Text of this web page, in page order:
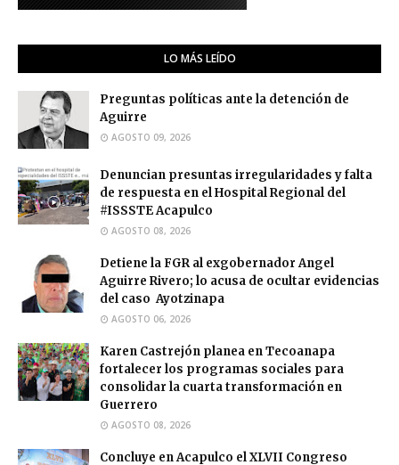
LO MÁS LEÍDO
Preguntas políticas ante la detención de
Aguirre
AGOSTO 09, 2026
Denuncian presuntas irregularidades y falta
de respuesta en el Hospital Regional del
#ISSSTE Acapulco
AGOSTO 08, 2026
Detiene la FGR al exgobernador Angel
Aguirre Rivero; lo acusa de ocultar evidencias
del caso Ayotzinapa
AGOSTO 06, 2026
Karen Castrejón planea en Tecoanapa
fortalecer los programas sociales para
consolidar la cuarta transformación en
Guerrero
AGOSTO 08, 2026
Concluye en Acapulco el XLVII Congreso